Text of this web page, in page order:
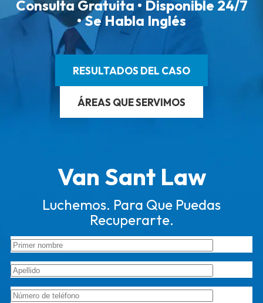
Consulta Gratuita • Disponible 24/7
• Se Habla Inglés
RESULTADOS DEL CASO
ÁREAS QUE SERVIMOS
Van Sant Law
Luchemos. Para Que Puedas
Recuperarte.